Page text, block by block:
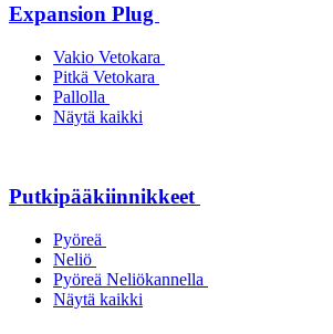
Expansion Plug
Vakio Vetokara
Pitkä Vetokara
Pallolla
Näytä kaikki
Putkipääkiinnikkeet
Pyöreä
Neliö
Pyöreä Neliökannella
Näytä kaikki